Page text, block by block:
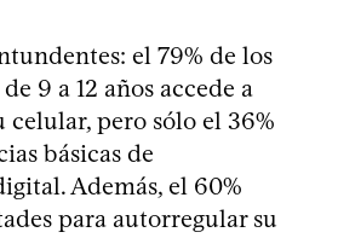
el 79% de los
9 a 12 años accede a
celular, pero sólo el 36%
básicas de
Además, el 60%
para autorregular su